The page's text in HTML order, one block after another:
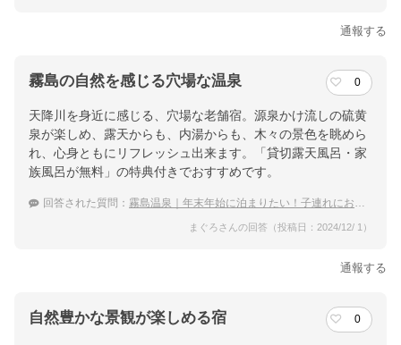
通報する
霧島の自然を感じる穴場な温泉 0
天降川を身近に感じる、穴場な老舗宿。源泉かけ流しの硫黄
泉が楽しめ、露天からも、内湯からも、木々の景色を眺めら
れ、心身ともにリフレッシュ出来ます。「貸切露天風呂・家
族風呂が無料」の特典付きでおすすめです。
回答された質問： 霧島温泉｜年末年始に泊まりたい！子連れにおすすめな穴場の宿は？
まぐろさんの回答（投稿日：2024/12/ 1）
通報する
自然豊かな景観が楽しめる宿 0